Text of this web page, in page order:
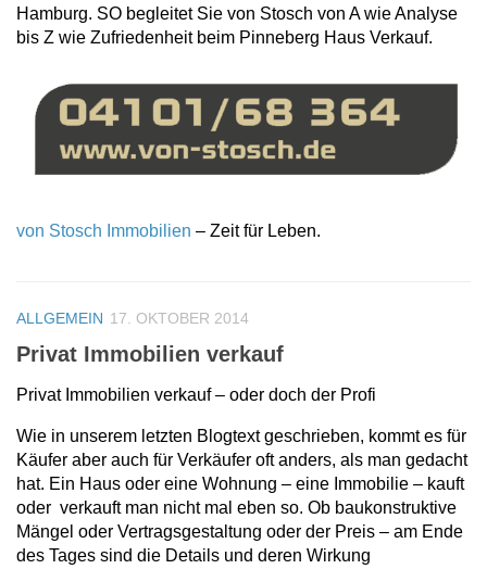
Hamburg. SO begleitet Sie von Stosch von A wie Analyse
bis Z wie Zufriedenheit beim Pinneberg Haus Verkauf.
von Stosch Immobilien – Zeit für Leben.
ALLGEMEIN 17. OKTOBER 2014
Privat Immobilien verkauf
Privat Immobilien verkauf – oder doch der Profi
Wie in unserem letzten Blogtext geschrieben, kommt es für
Käufer aber auch für Verkäufer oft anders, als man gedacht
hat. Ein Haus oder eine Wohnung – eine Immobilie – kauft
oder verkauft man nicht mal eben so. Ob baukonstruktive
Mängel oder Vertragsgestaltung oder der Preis – am Ende
des Tages sind die Details und deren Wirkung